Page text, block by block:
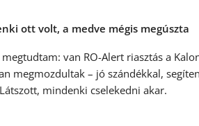
ott volt, a medve mégis megúszta
van RO-Alert riasztás a
megmozdultak – jó szándékkal,
mindenki cselekedni akar.